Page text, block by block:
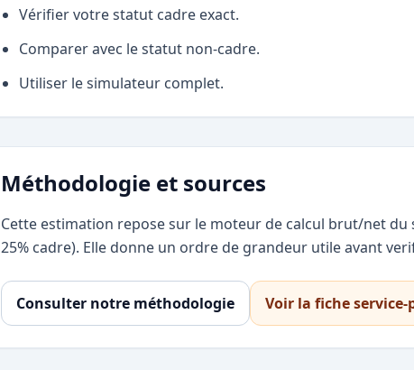
Vérifier votre statut cadre exact.
Comparer avec le statut non-cadre.
Utiliser le simulateur complet.
Méthodologie et sources
Cette estimation repose sur le moteur de calcul brut/net
25% cadre). Elle donne un ordre de grandeur utile avant
Consulter notre méthodologie Voir la fiche